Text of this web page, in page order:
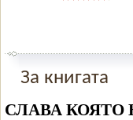
За книгата
СЛАВА КОЯТО